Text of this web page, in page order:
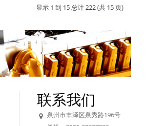
显示 1 到 15 总计 222 (共 15 页)
联系我们
泉州市丰泽区泉秀路196号